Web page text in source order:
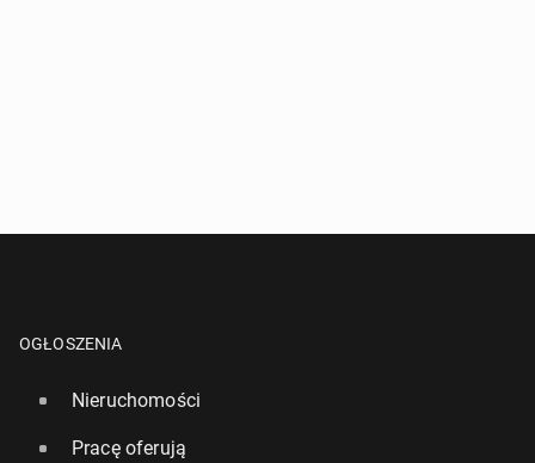
OGŁOSZENIA
Nieruchomości
Pracę oferują